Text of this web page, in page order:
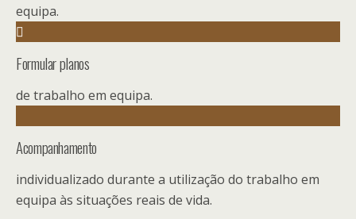
equipa.
Formular planos
de trabalho em equipa.
Acompanhamento
individualizado durante a utilização do trabalho em
equipa às situações reais de vida.